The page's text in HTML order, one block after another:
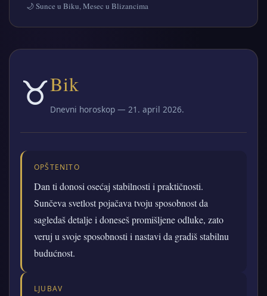
🌙 Sunce u Biku, Mesec u Blizancima
♉Bik
Dnevni horoskop — 21. april 2026.
OPŠTENITO
Dan ti donosi osećaj stabilnosti i praktičnosti.
Sunčeva svetlost pojačava tvoju sposobnost da
sagledaš detalje i doneseš promišljene odluke, zato
veruj u svoje sposobnosti i nastavi da gradiš stabilnu
budućnost.
LJUBAV